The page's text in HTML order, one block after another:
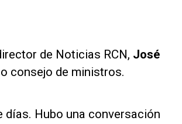
de Noticias RCN, José
consejo de ministros.
días. Hubo una conversación